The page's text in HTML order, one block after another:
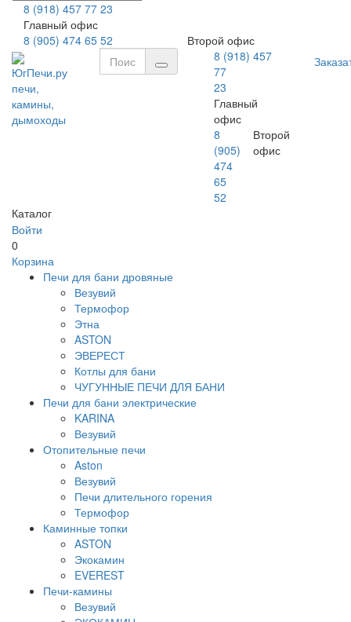
8 (918) 457 77 23
Главный офис
8 (905) 474 65 52
Второй офис
ЮгПечи.ру
печи,
камины,
дымоходы
8 (918) 457
77
23
Главный
офис
8
(905)
474
65
52
Второй
офис
Каталог
Войти
0
Корзина
Печи для бани дровяные
Везувий
Термофор
Этна
ASTON
ЭВЕРЕСТ
Котлы для бани
ЧУГУННЫЕ ПЕЧИ ДЛЯ БАНИ
Печи для бани электрические
KARINA
Везувий
Отопительные печи
Aston
Везувий
Печи длительного горения
Термофор
Каминные топки
ASTON
Экокамин
EVEREST
Печи-камины
Везувий